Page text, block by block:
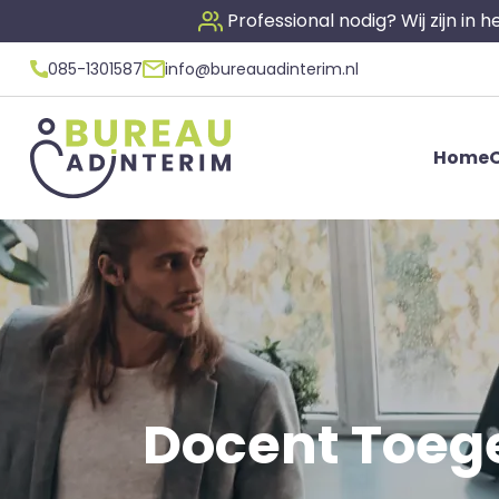
Professional nodig? Wij zijn in
085-1301587 info@bureauadinterim.nl
Home
Docent